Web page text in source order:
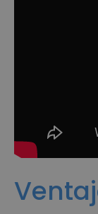
Monitorización